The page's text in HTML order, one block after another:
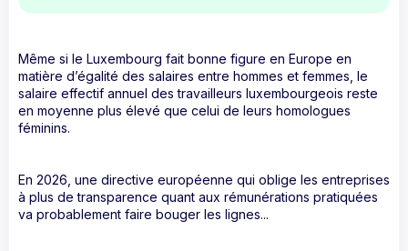
Même si le Luxembourg fait bonne figure en Europe en
matière d’égalité des salaires entre hommes et femmes, le
salaire effectif annuel des travailleurs luxembourgeois reste
en moyenne plus élevé que celui de leurs homologues
féminins.
En 2026, une directive européenne qui oblige les entreprises
à plus de transparence quant aux rémunérations pratiquées
va probablement faire bouger les lignes...